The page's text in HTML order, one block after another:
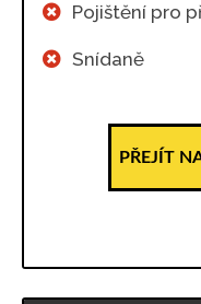
Pojištění pro
Snídaně
PŘEJÍT